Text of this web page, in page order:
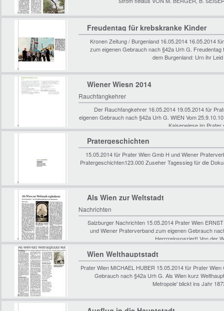
Freudentag für krebskranke Kinder
Kronen Zeitung / Burgenland 16.05.2014 16.05.2014
zum eigenen Gebrauch nach §42a Urh G.
dem Burgenland: Urn ihr
Wiener Wiesn 2014
Rauchfangkehrer
Der Rauchfangkehrer 16.05.2014 19.05.2014 für
eigenen Gebrauch nach §42a Urh G. WIEN Vom
Kaiserwiese im
Pratergeschichten
15.05.2014 für Prater Wien Gmb H und Wiener
Pratergeschichten123.000 Zuseher Tagessieg für die
Als Wien zur Weltstadt
Nachrichten
Salzburger Nachrichten 15.05.2014 Prater Wien
und Wiener Praterverband zum eigenen Gebrauch
Herrrreinspaziert! Von der
Wien Welthauptstadt
Prater Wien MICHAEL HUBER 15.05.2014 für Prater
Gebrauch nach §42a Urh G. Als Wien kurz
Metropole' blickt ins Jahr